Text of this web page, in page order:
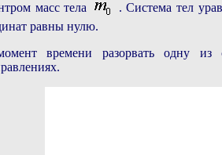
масс тела
. Система тел
равны нулю.
времени разорвать одну из